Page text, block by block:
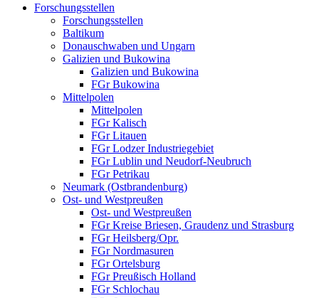
Forschungsstellen
Forschungsstellen
Baltikum
Donauschwaben und Ungarn
Galizien und Bukowina
Galizien und Bukowina
FGr Bukowina
Mittelpolen
Mittelpolen
FGr Kalisch
FGr Litauen
FGr Lodzer Industriegebiet
FGr Lublin und Neudorf-Neubruch
FGr Petrikau
Neumark (Ostbrandenburg)
Ost- und Westpreußen
Ost- und Westpreußen
FGr Kreise Briesen, Graudenz und Strasburg
FGr Heilsberg/Opr.
FGr Nordmasuren
FGr Ortelsburg
FGr Preußisch Holland
FGr Schlochau